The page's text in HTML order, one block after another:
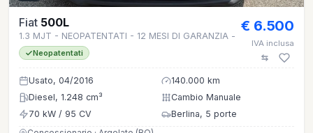
Fiat 500L
1.3 MJT - NEOPATENTATI - 12 MESI DI GARANZIA -
Neopatentati
€ 6.500
IVA inclusa
Usato, 04/2016
140.000 km
Diesel, 1.248 cm³
Cambio Manuale
70 kW / 95 CV
Berlina, 5 porte